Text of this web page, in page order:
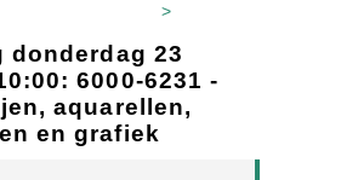
>
donderdag 23
6000-6231 -
aquarellen,
en grafiek